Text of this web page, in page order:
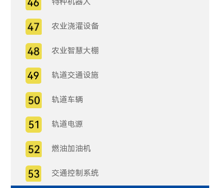
农业浇灌设备
农业智慧大棚
轨道交通设施
轨道车辆
轨道电源
燃油加油机
交通控制系统